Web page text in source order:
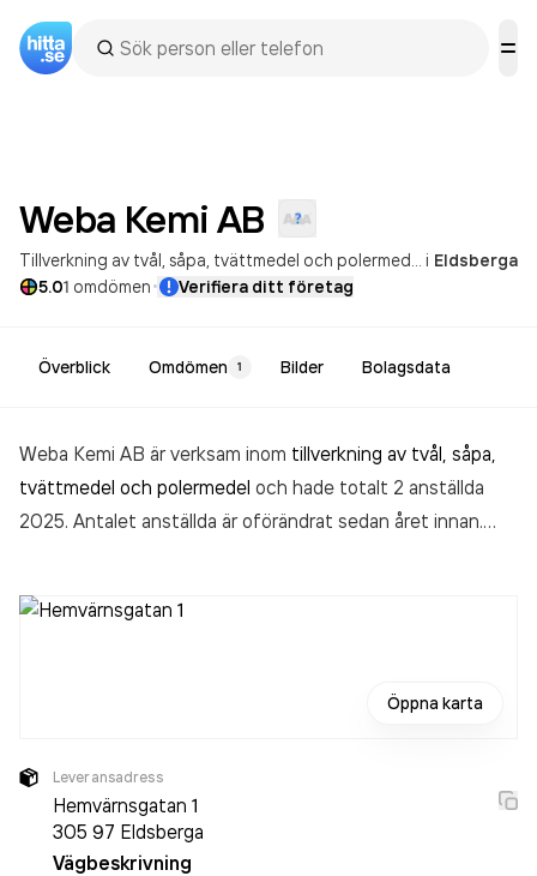
Weba Kemi AB
i Eldsberga
5.01 omdömen· Verifiera ditt företag
Överblick Omdömen 1 Bilder Bolagsdata
Weba Kemi AB är verksam inom tillverkning av tvål, såpa,
tvättmedel och polermedel och hade totalt 2 anställda
2025. Antalet anställda är oförändrat sedan året innan.
räkenskapsåret (2025).
Öppna karta
Leveransadress
Hemvärnsgatan 1
305 97 Eldsberga
Vägbeskrivning